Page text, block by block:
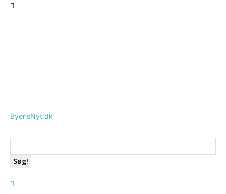
ByensNyt.dk
Søg!